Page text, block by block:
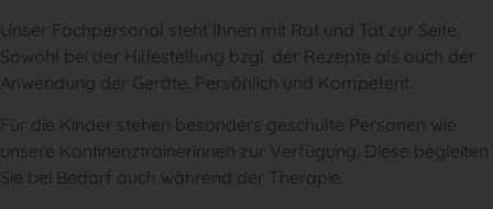
Unser Fachpersonal steht Ihnen mit Rat und Tat zur Seite.
Sowohl bei der Hilfestellung bzgl. der Rezepte als auch der
Anwendung der Geräte. Persönlich und Kompetent.
Für die Kinder stehen besonders geschulte Personen wie
unsere Kontinenztrainerinnen zur Verfügung. Diese begleiten
Sie bei Bedarf auch während der Therapie.